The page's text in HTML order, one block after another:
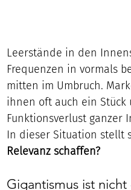
Leerstände in den
Frequenzen in vormals
mitten im Umbruch.
ihnen oft auch ein
Funktionsverlust ganzer
In dieser Situation stellt
Relevanz schaffen?
Gigantismus ist